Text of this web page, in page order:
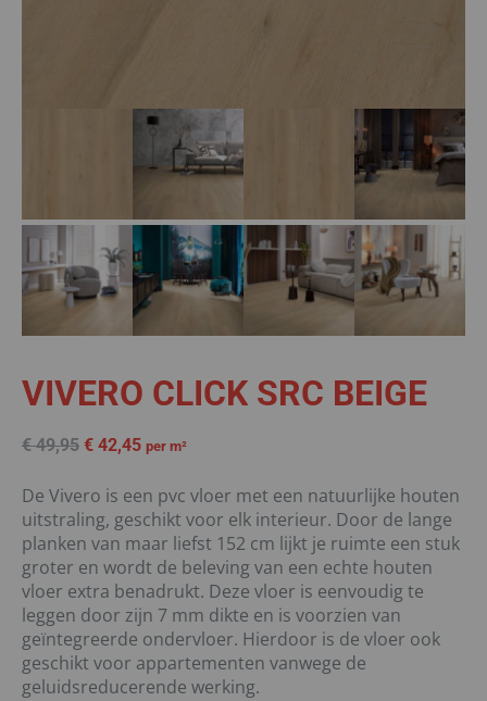
VIVERO CLICK SRC BEIGE
€49,95 € 42,45 per m²
De Vivero is een pvc vloer met een natuurlijke houten
uitstraling, geschikt voor elk interieur. Door de lange
planken van maar liefst 152 cm lijkt je ruimte een stuk
groter en wordt de beleving van een echte houten
vloer extra benadrukt. Deze vloer is eenvoudig te
leggen door zijn 7 mm dikte en is voorzien van
geïntegreerde ondervloer. Hierdoor is de vloer ook
geschikt voor appartementen vanwege de
geluidsreducerende werking.